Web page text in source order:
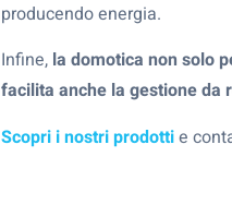
producendo energia.
Infine, la domotica non solo
facilita anche la gestione da
Scopri i nostri prodottie